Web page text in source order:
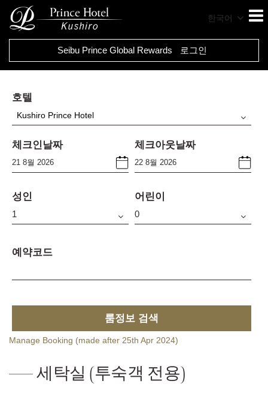
한국어
Seibu Prince Global Rewards 로그인
호텔
Kushiro Prince Hotel
체크인날짜 체크아웃날짜
성인 어린이
예약코드
룸정보 검색
Manage Booking (made after 25th Apr 2024)
세탁실 (투숙객 전용)